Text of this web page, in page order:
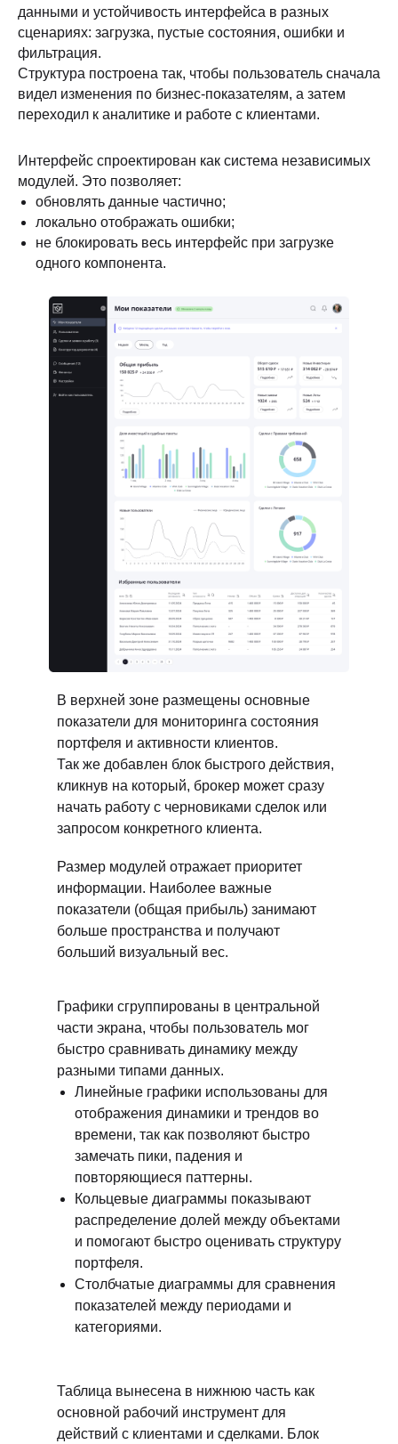
данными и устойчивость интерфейса в разных
сценариях: загрузка, пустые состояния, ошибки и
фильтрация.
Структура построена так, чтобы пользователь сначала
видел изменения по бизнес-показателям, а затем
переходил к аналитике и работе с клиентами.
Интерфейс спроектирован как система независимых
модулей. Это позволяет:
обновлять данные частично;
локально отображать ошибки;
не блокировать весь интерфейс при загрузке
одного компонента.
Таблица вынесена в нижнюю часть как
основной рабочий инструмент для
действий с клиентами и сделками. Блок
Графики сгруппированы в центральной
части экрана, чтобы пользователь мог
быстро сравнивать динамику между
разными типами данных.
Линейные графики использованы для
отображения динамики и трендов во
времени, так как позволяют быстро
замечать пики, падения и
повторяющиеся паттерны.
Кольцевые диаграммы показывают
распределение долей между объектами
и помогают быстро оценивать структуру
портфеля.
Столбчатые диаграммы для сравнения
показателей между периодами и
категориями.
Размер модулей отражает приоритет
информации. Наиболее важные
показатели (общая прибыль) занимают
больше пространства и получают
больший визуальный вес.
В верхней зоне размещены основные
показатели для мониторинга состояния
портфеля и активности клиентов.
Так же добавлен блок быстрого действия,
кликнув на который, брокер может сразу
начать работу с черновиками сделок или
запросом конкретного клиента.